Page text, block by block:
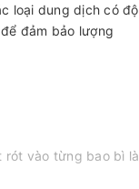
loại dung dịch có độ
đảm bảo lượng
rót vào từng bao bì là